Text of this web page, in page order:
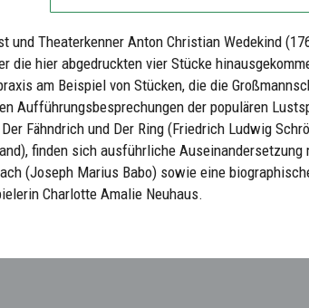
und Theaterkenner Anton Christian Wedekind
die hier abgedruckten vier Stücke
am Beispiel von Stücken, die die
Aufführungsbesprechungen der populären
Fähndrich und Der Ring (Friedrich Ludwig
finden sich ausführliche
(Joseph Marius Babo) sowie eine
Charlotte Amalie Neuhaus.